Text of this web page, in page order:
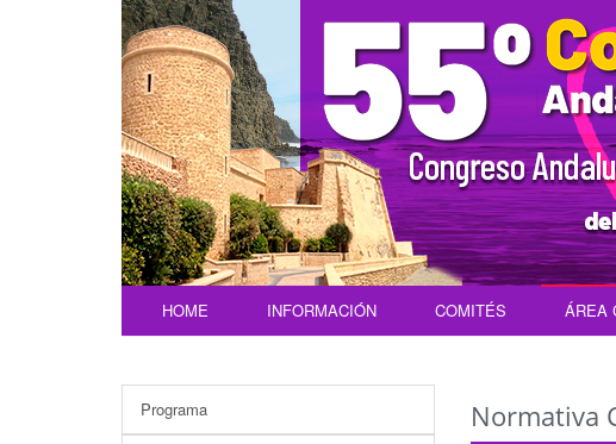
HOME INFORMACIÓN COMITÉS ÁREA
Programa Normativa